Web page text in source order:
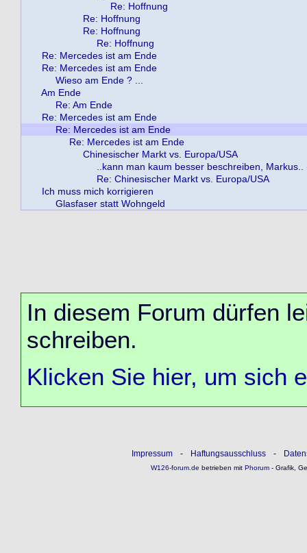
Re: Hoffnung
Re: Hoffnung
Re: Hoffnung
Re: Hoffnung
Re: Mercedes ist am Ende
Re: Mercedes ist am Ende
Wieso am Ende ? ...
Am Ende
Re: Am Ende
Re: Mercedes ist am Ende
Re: Mercedes ist am Ende
Re: Mercedes ist am Ende
Chinesischer Markt vs. Europa/USA
..kann man kaum besser beschreiben, Markus..
Re: Chinesischer Markt vs. Europa/USA
Ich muss mich korrigieren
Glasfaser statt Wohngeld
In diesem Forum dürfen
schreiben.
Klicken Sie hier, um sich
Impressum - Haftungsausschluss -
W126-forum.de betrieben mitPhorum- Grafik,